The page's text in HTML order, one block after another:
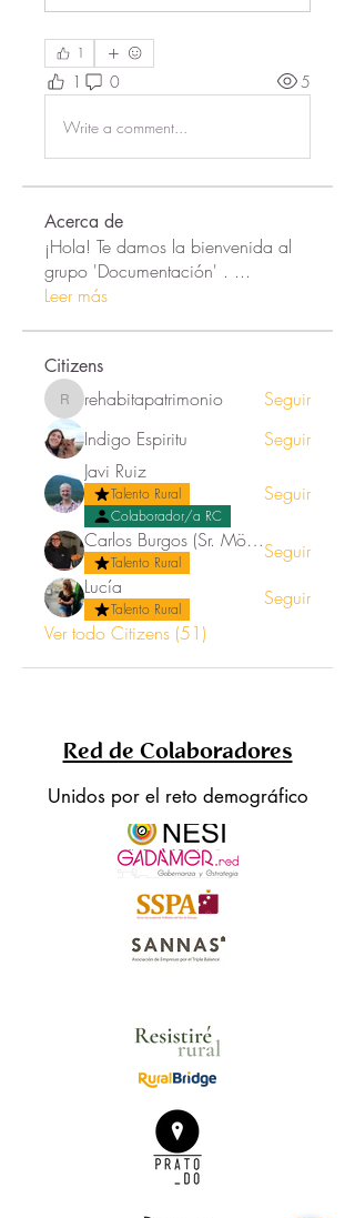
1
1 0 5
Write a comment...
Acerca de
¡Hola! Te damos la bienvenida al
grupo 'Documentación' . ...
Leer más
Citizens
rehabitapatrimonio
rehabitapatrimonio
Seguir
Indigo Espiritu
Seguir
Javi Ruiz
Talento Rural
Colaborador/a RC
Seguir
Carlos Burgos (Sr. Mörez)
Talento Rural
Seguir
Lucía
Talento Rural
Seguir
Ver todo Citizens (51)
Red de Colaboradores
Unidos por el reto demográfico